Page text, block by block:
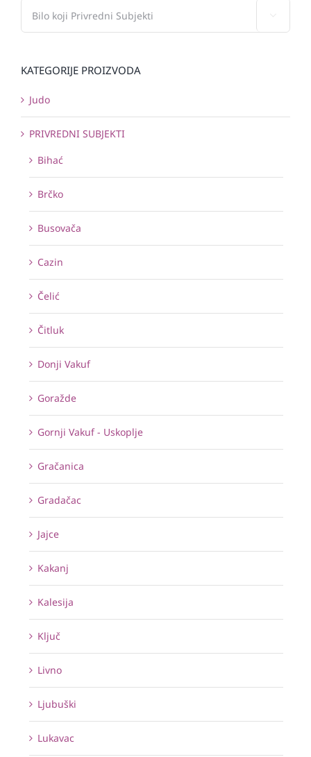
KATEGORIJE PROIZVODA
Judo
PRIVREDNI SUBJEKTI
Bihać
Brčko
Busovača
Cazin
Čelić
Čitluk
Donji Vakuf
Goražde
Gornji Vakuf - Uskoplje
Gračanica
Gradačac
Jajce
Kakanj
Kalesija
Ključ
Livno
Ljubuški
Lukavac